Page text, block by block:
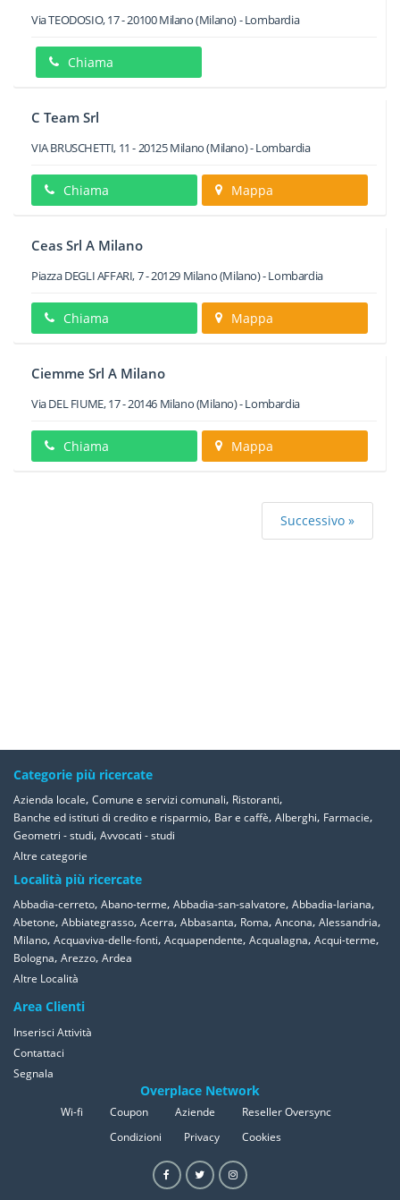
Via TEODOSIO, 17-20100Milano(Milano) -Lombardia
Chiama
C Team Srl
VIA BRUSCHETTI, 11 -20125Milano(Milano) -Lombardia
Chiama Mappa
Ceas Srl A Milano
Piazza DEGLI AFFARI, 7-20129 Milano(Milano) -Lombardia
Chiama Mappa
Ciemme Srl A Milano
Via DEL FIUME, 17-20146 Milano(Milano) -Lombardia
Chiama Mappa
Successivo »
Categorie più ricercate
Azienda locale, Comune e servizi comunali, Ristoranti,
Banche ed istituti di credito e risparmio, Bar e caffè, Alberghi, Farmacie,
Geometri - studi, Avvocati - studi
Altre categorie
Località più ricercate
Abbadia-cerreto, Abano-terme, Abbadia-san-salvatore, Abbadia-lariana,
Abetone, Abbiategrasso, Acerra, Abbasanta, Roma, Ancona, Alessandria,
Milano, Acquaviva-delle-fonti, Acquapendente, Acqualagna, Acqui-terme,
Bologna, Arezzo, Ardea
Altre Località
Area Clienti
Inserisci Attività
Contattaci
Segnala
Overplace Network
Wi-fi Coupon Aziende
Reseller Oversync
Condizioni
Privacy Cookies